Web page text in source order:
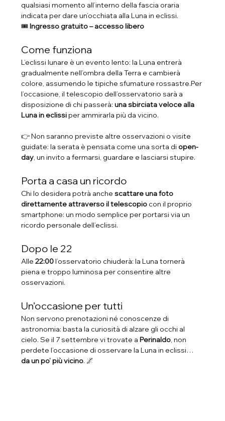
qualsiasi momento all’interno della fascia oraria
indicata per dare un’occhiata alla Luna in eclissi.
🎟 Ingresso gratuito – accesso libero
Come funziona
L’eclissi lunare è un evento lento: la Luna entrerà
gradualmente nell’ombra della Terra e cambierà
colore, assumendo le tipiche sfumature rossastre.Per
l’occasione, il telescopio dell’osservatorio sarà a
disposizione di chi passerà: una sbirciata veloce alla
Luna in eclissi per ammirarla più da vicino.
👉 Non saranno previste altre osservazioni o visite
guidate: la serata è pensata come una sorta di open-
day, un invito a fermarsi, guardare e lasciarsi stupire.
Porta a casa un ricordo
Chi lo desidera potrà anche scattare una foto
direttamente attraverso il telescopio con il proprio
smartphone: un modo semplice per portarsi via un
ricordo personale dell’eclissi.
Dopo le 22
Alle 22:00 l’osservatorio chiuderà: la Luna tornerà
piena e troppo luminosa per consentire altre
osservazioni.
Un’occasione per tutti
Non servono prenotazioni né conoscenze di
astronomia: basta la curiosità di alzare gli occhi al
cielo. Se il 7 settembre vi trovate a Perinaldo, non
perdete l’occasione di osservare la Luna in eclissi…
da un po’ più vicino. 🌌